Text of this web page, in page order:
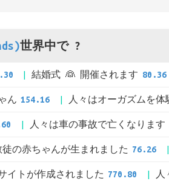
世界中で ?
結婚式 👰 開催されます 80.36
ん 154.16 人々はオーガズムを体
人々は車の事故で亡くなります
の赤ちゃんが生まれました 76.26
イトが作成されました 770.80